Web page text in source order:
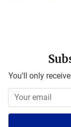
You'll only